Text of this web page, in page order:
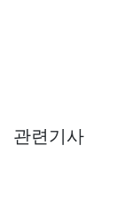
관련기사